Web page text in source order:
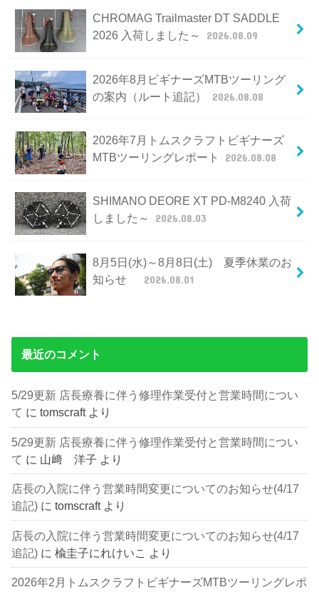
CHROMAG Trailmaster DT SADDLE
2026 入荷しました～
2026.08.09
2026年8月ビギナーズMTBツーリング
の案内（ルート追記）
2026.08.08
2026年7月トムスクラフトビギナーズ
MTBツーリングレポート
2026.08.08
SHIMANO DEORE XT PD-M8240 入荷
しました～
2026.08.03
8月5日(水)～8月8日(土) 夏季休業のお
知らせ
2026.08.01
最近のコメント
5/29更新 店長療養に伴う修理作業受付と営業時間につい
て にtomscraftより
5/29更新 店長療養に伴う修理作業受付と営業時間につい
て に 山﨑 洋子 より
店長の入院に伴う営業時間変更についてのお知らせ(4/17
追記) にtomscraftより
店長の入院に伴う営業時間変更についてのお知らせ(4/17
追記) に楡圭子にれけいこ より
2026年2月トムスクラフトビギナーズMTBツーリングレポ